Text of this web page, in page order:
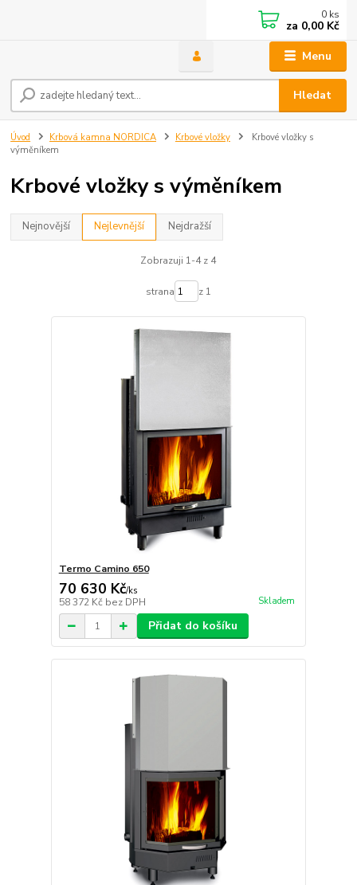
Menu
Hledat
0 ks
za 0,00 Kč
Úvod Krbová kamna NORDICA Krbové vložky
Krbové vložky s
výměníkem
Krbové vložky s výměníkem
Nejnovější Nejlevnější Nejdražší
Zobrazuji 1-4 z 4
strana z 1
Termo Camino 650
70 630 Kč/ks
58 372 Kč bez DPH Skladem
Přidat do košíku